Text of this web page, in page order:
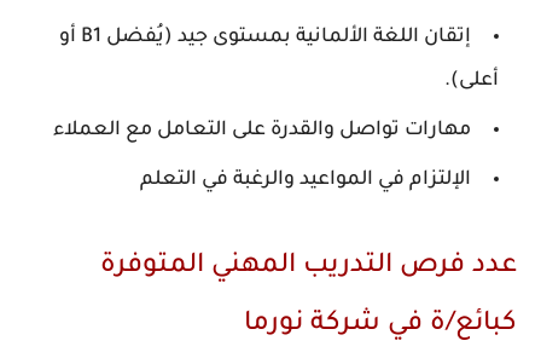
إتقان اللغة الألمانية بمستوى جيد (يُفضل B1 أو
أعلى).
مهارات تواصل والقدرة على التعامل مع العملاء
الإلتزام في المواعيد والرغبة في التعلم
فرص التدريب المهني المتوفرة
ة في شركة نورما